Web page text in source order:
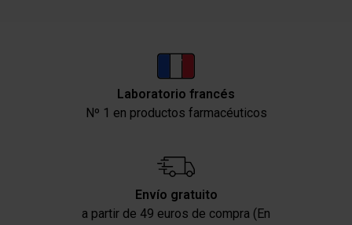
Laboratorio francés
Nº 1 en productos farmacéuticos
Envío gratuito
a partir de 49 euros de compra (En